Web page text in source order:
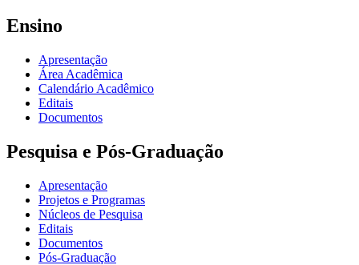
Ensino
Apresentação
Área Acadêmica
Calendário Acadêmico
Editais
Documentos
Pesquisa e Pós-Graduação
Apresentação
Projetos e Programas
Núcleos de Pesquisa
Editais
Documentos
Pós-Graduação